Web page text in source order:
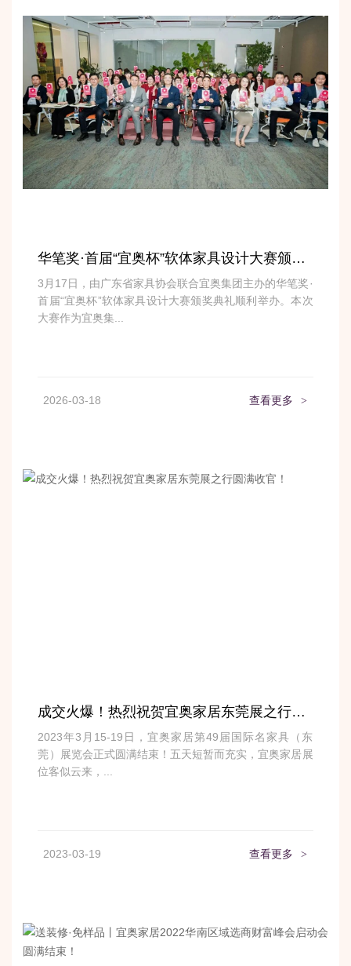
华笔奖·首届“宜奥杯”软体家具设计大赛颁奖典礼圆满收官
3月17日，由广东省家具协会联合宜奥集团主办的华笔奖·
首届“宜奥杯”软体家具设计大赛颁奖典礼顺利举办。本次
大赛作为宜奥集...
2026-03-18 查看更多 >
成交火爆！热烈祝贺宜奥家居东莞展之行圆满收官！
2023年3月15-19日，宜奥家居第49届国际名家具（东
莞）展览会正式圆满结束！五天短暂而充实，宜奥家居展
位客似云来，...
2023-03-19 查看更多 >